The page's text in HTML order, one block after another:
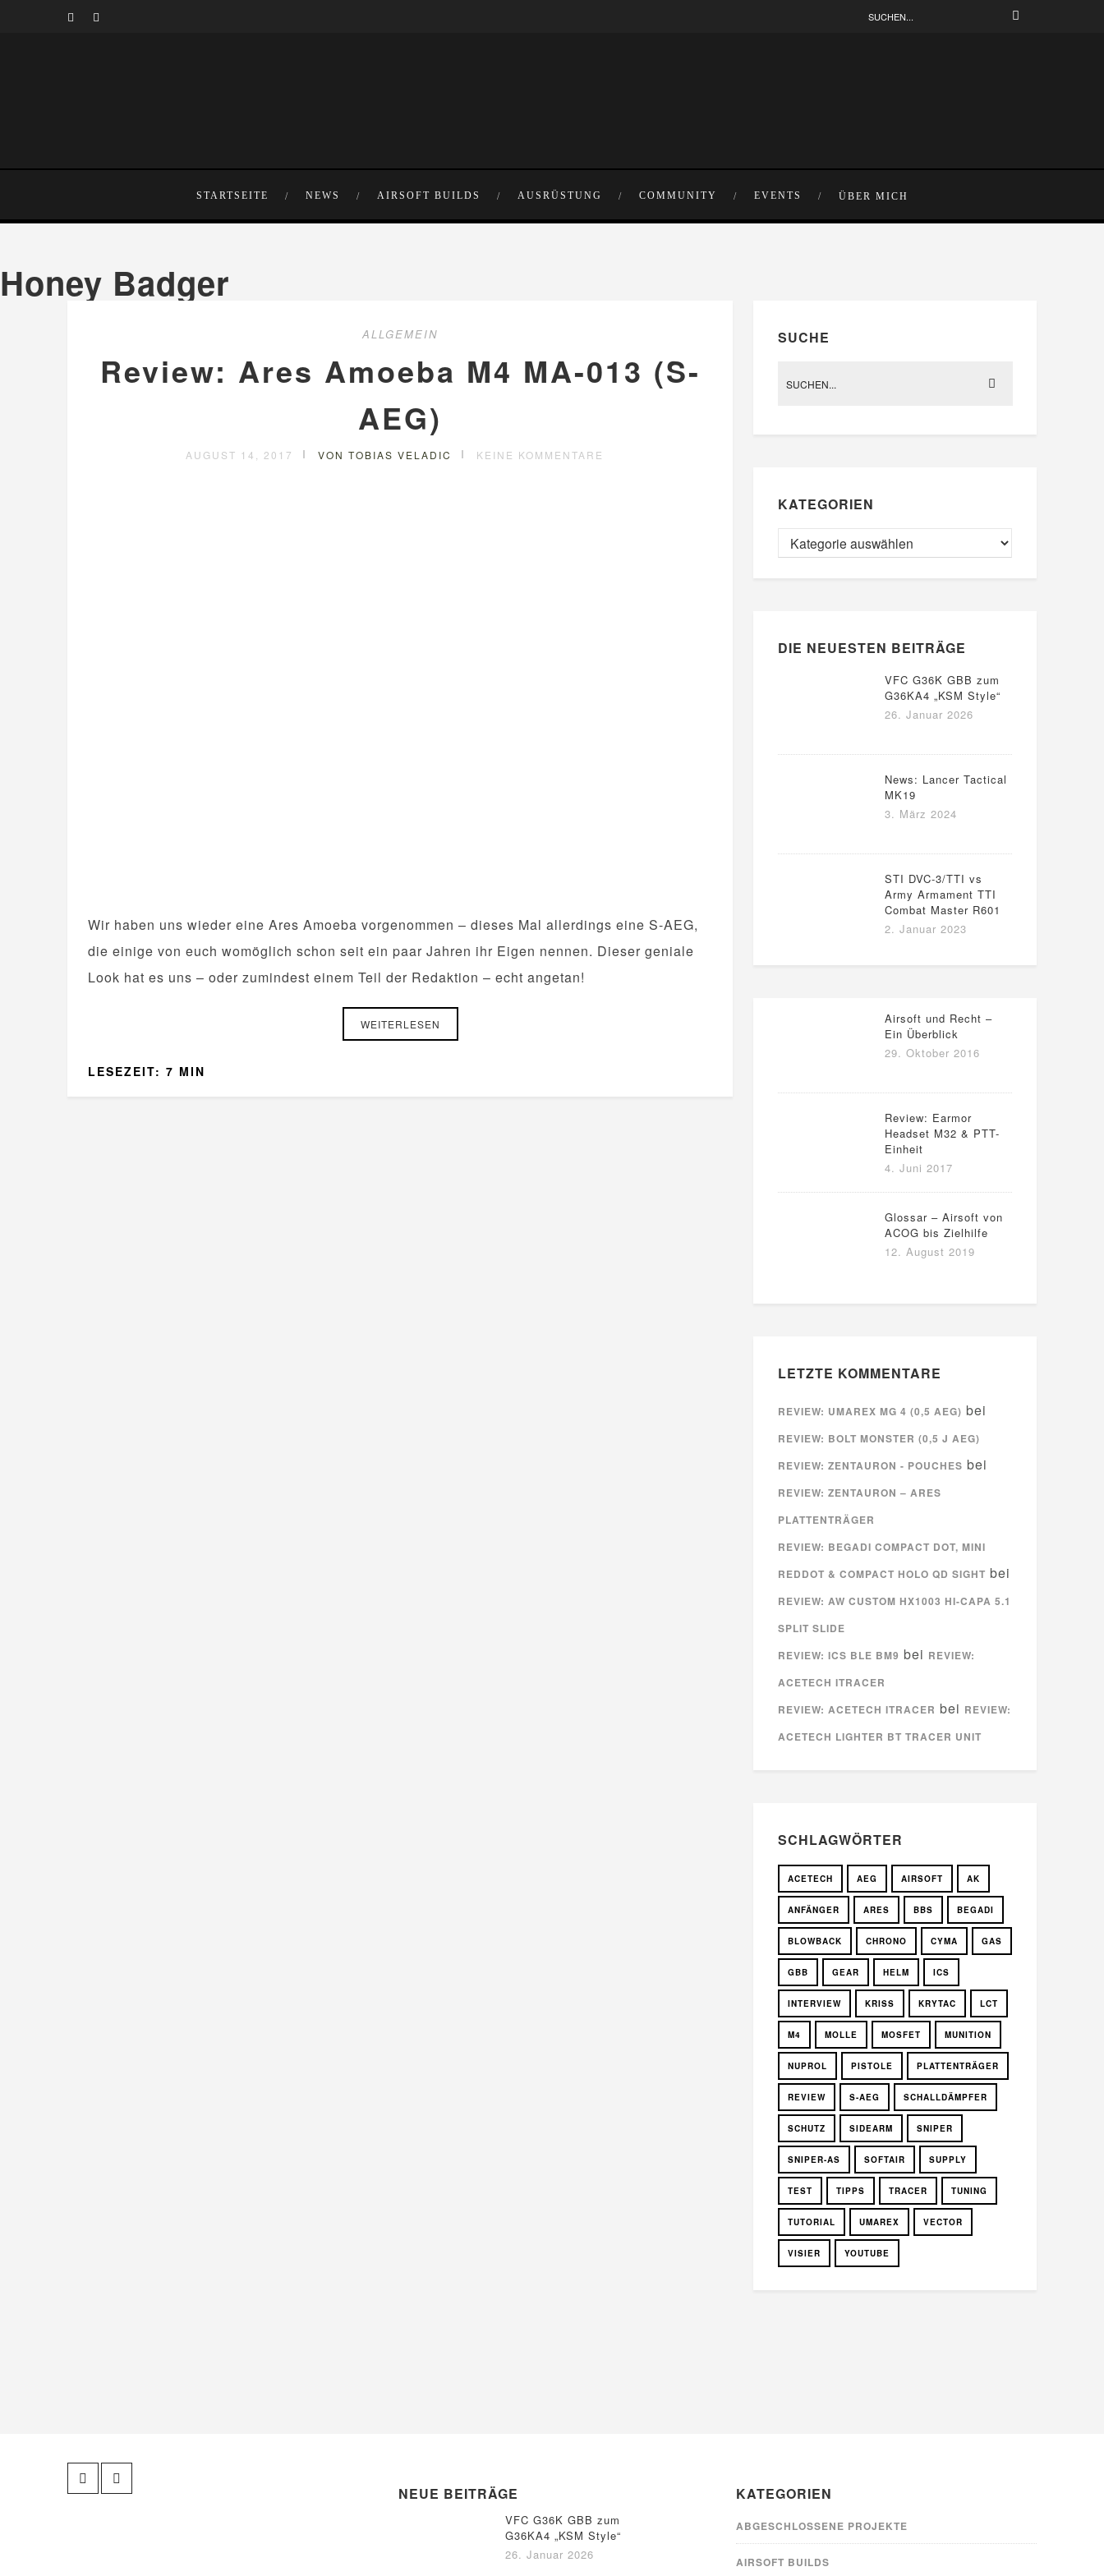
STARTSEITE NEWS AIRSOFT BUILDS AUSRÜSTUNG COMMUNITY EVENTS ÜBER MICH
Honey Badger
ALLGEMEIN
Review: Ares Amoeba M4 MA-013 (S-
AEG)
AUGUST 14, 2017 VON TOBIAS VELADIC KEINE KOMMENTARE
Wir haben uns wieder eine Ares Amoeba vorgenommen – dieses Mal allerdings eine S-AEG,
die einige von euch womöglich schon seit ein paar Jahren ihr Eigen nennen. Dieser geniale
Look hat es uns – oder zumindest einem Teil der Redaktion – echt angetan!
WEITERLESEN
LESEZEIT: 7 MIN
SUCHE
KATEGORIEN
DIE NEUESTEN BEITRÄGE
VFC G36K GBB zum
G36KA4 „KSM Style“
26. Januar 2026
News: Lancer Tactical
MK19
3. März 2024
STI DVC-3/TTI vs
Army Armament TTI
Combat Master R601
2. Januar 2023
Airsoft und Recht –
Ein Überblick
29. Oktober 2016
Review: Earmor
Headset M32 & PTT-
Einheit
4. Juni 2017
Glossar – Airsoft von
ACOG bis Zielhilfe
12. August 2019
LETZTE KOMMENTARE
REVIEW: UMAREX MG 4 (0,5 AEG) bei
REVIEW: BOLT MONSTER (0,5 J AEG)
REVIEW: ZENTAURON - POUCHES bei
REVIEW: ZENTAURON – ARES
PLATTENTRÄGER
REVIEW: BEGADI COMPACT DOT, MINI
REDDOT & COMPACT HOLO QD SIGHT bei
REVIEW: AW CUSTOM HX1003 HI-CAPA 5.1
SPLIT SLIDE
REVIEW: ICS BLE BM9 bei REVIEW:
ACETECH ITRACER
REVIEW: ACETECH ITRACER bei REVIEW:
ACETECH LIGHTER BT TRACER UNIT
SCHLAGWÖRTER
ACETECH AEG AIRSOFT AK
ANFÄNGER ARES BBS BEGADI
BLOWBACK CHRONO CYMA GAS
GBB GEAR HELM ICS
INTERVIEW KRISS KRYTAC LCT
M4 MOLLE MOSFET MUNITION
NUPROL PISTOLE PLATTENTRÄGER
REVIEW S-AEG SCHALLDÄMPFER
SCHUTZ SIDEARM SNIPER
SNIPER-AS SOFTAIR SUPPLY
TEST TIPPS TRACER TUNING
TUTORIAL UMAREX VECTOR
VISIER YOUTUBE
NEUE BEITRÄGE
VFC G36K GBB zum
G36KA4 „KSM Style“
26. Januar 2026
KATEGORIEN
ABGESCHLOSSENE PROJEKTE
AIRSOFT BUILDS